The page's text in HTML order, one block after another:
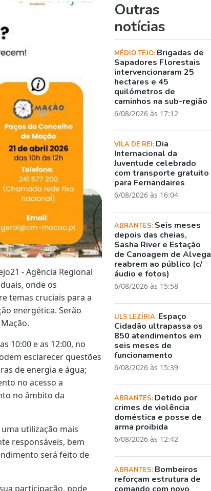
- Agência Regional
onde os
temas cruciais para a
energética. Serão
10:00 e as 12:00, no
esclarecer questões
de energia e água;
no acesso a
no âmbito da
utilização mais
responsáveis, bem
será feito de
participação, pode
Outras
notícias
MÉDIO TEJO: Brigadas de
Sapadores Florestais
intervencionaram 25
hectares e 45
quilómetros de
caminhos na sub-região
6/08/2026 às 17:12
VILA DE REI: Dia
Internacional da
Juventude celebrado
com transporte gratuito
para Fernandaires
6/08/2026 às 16:04
ABRANTES: Seis meses
depois das cheias,
Sasha River e Estação
de Canoagem de Alvega
reabrem ao público (c/
áudio e fotos)
6/08/2026 às 15:58
ULS LEZÍRIA: Espaço
Cidadão ultrapassa os
850 atendimentos em
seis meses de
funcionamento
6/08/2026 às 15:39
ABRANTES: Detido por
crimes de violência
doméstica e posse de
arma proibida
6/08/2026 às 12:42
ABRANTES: Bombeiros
reforçam estrutura de